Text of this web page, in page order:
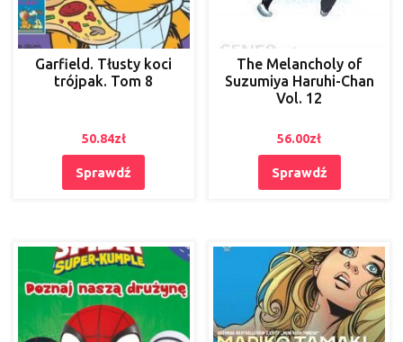
Garfield. Tłusty koci
trójpak. Tom 8
50.84zł
Sprawdź
The Melancholy of
Suzumiya Haruhi-Chan
Vol. 12
56.00zł
Sprawdź